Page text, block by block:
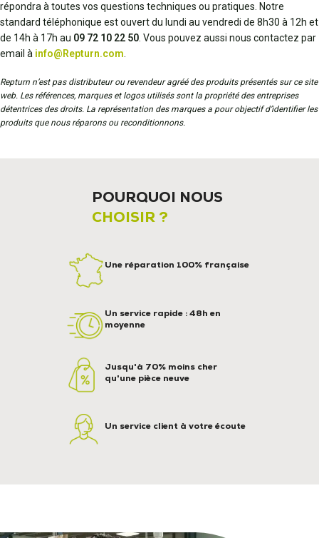
répondra à toutes vos questions techniques ou pratiques. Notre
standard téléphonique est ouvert du lundi au vendredi de 8h30 à 12h et
de 14h à 17h au 09 72 10 22 50 . Vous pouvez aussi nous contactez par
email à info@Repturn.com
Repturn n’est pas distributeur ou revendeur agréé des produits présentés sur ce site
web. Les références, marques et logos utilisés sont la propriété des entreprises
détentrices des droits. La représentation des marques a pour objectif d’identifier les
produits que nous réparons ou reconditionnons.
POURQUOI NOUS
CHOISIR ?
Une réparation 100% française
Un service rapide : 48h en
moyenne
Jusqu'à 70% moins cher
qu'une pièce neuve
Un service client à votre écoute